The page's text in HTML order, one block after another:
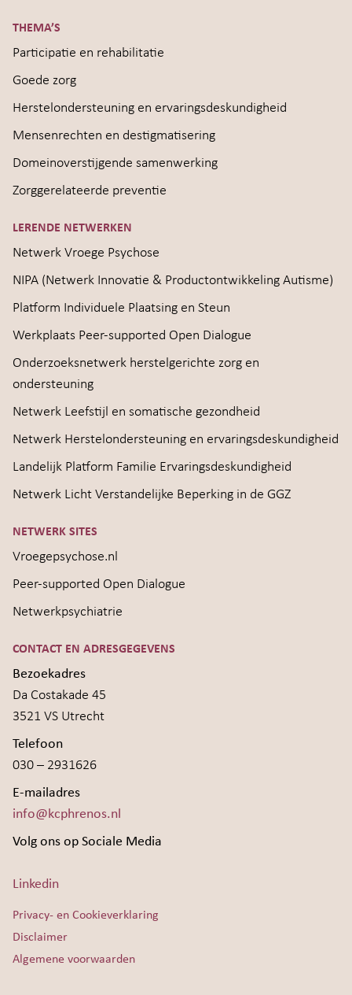
THEMA’S
Participatie en rehabilitatie
Goede zorg
Herstelondersteuning en ervaringsdeskundigheid
Mensenrechten en destigmatisering
Domeinoverstijgende samenwerking
Zorggerelateerde preventie
LERENDE NETWERKEN
Netwerk Vroege Psychose
NIPA (Netwerk Innovatie & Productontwikkeling Autisme)
Platform Individuele Plaatsing en Steun
Werkplaats Peer-supported Open Dialogue
Onderzoeksnetwerk herstelgerichte zorg en
ondersteuning
Netwerk Leefstijl en somatische gezondheid
Netwerk Herstelondersteuning en ervaringsdeskundigheid
Landelijk Platform Familie Ervaringsdeskundigheid
Netwerk Licht Verstandelijke Beperking in de GGZ
NETWERK SITES
Vroegepsychose.nl
Peer-supported Open Dialogue
Netwerkpsychiatrie
CONTACT EN ADRESGEGEVENS
Bezoekadres
Da Costakade 45
3521 VS Utrecht
Telefoon
030 – 2931626
E-mailadres
info@kcphrenos.nl
Volg ons op Sociale Media
Linkedin
Privacy- en Cookieverklaring
Disclaimer
Algemene voorwaarden